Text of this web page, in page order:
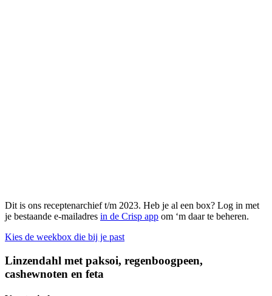
Dit is ons receptenarchief t/m 2023. Heb je al een box? Log in met
je bestaande e-mailadres in de Crisp app om ‘m daar te beheren.
Kies de weekbox die bij je past
Linzendahl met paksoi, regenboogpeen,
cashewnoten en feta